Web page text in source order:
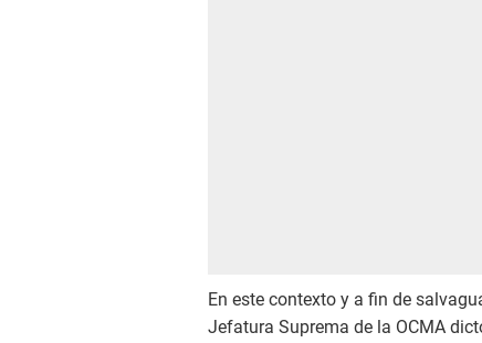
En este contexto y a fin de
Jefatura Suprema de la OCMA